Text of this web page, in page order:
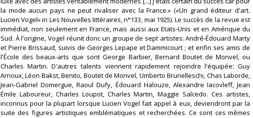
la mode aucun pays ne peut rivaliser avec la France.» («Un grand éditeur d'art.
Lucien Vogel» in Les Nouvelles littéraires, n°133, mai 1925). Le succès de la revue est
immédiat, non seulement en France, mais aussi aux Etats-Unis et en Amérique du
Sud. À l'origine, Vogel réunit donc un groupe de sept artistes: André-Édouard Marty
et Pierre Brissaud, suivis de Georges Lepape et Dammicourt ; et enfin ses amis de
l'École des beaux-arts que sont George Barbier, Bernard Boutet de Monvel, ou
Charles Martin. D'autres talents viennent rapidement rejoindre l'équipée: Guy
Arnoux, Léon Bakst, Benito, Boutet de Monvel, Umberto Brunelleschi, Chas Laborde,
Jean-Gabriel Domergue, Raoul Dufy, Édouard Halouze, Alexandre Iacovleff, Jean
Émile Laboureur, Charles Loupot, Charles Martin, Maggie Salcedo. Ces artistes,
inconnus pour la plupart lorsque Lucien Vogel fait appel à eux, deviendront par la
suite des figures artistiques emblématiques et recherchées. Ce sont ces mêmes